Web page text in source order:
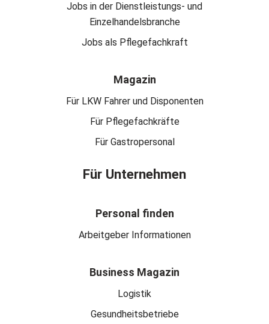
Jobs in der Dienstleistungs- und
Einzelhandelsbranche
Jobs als Pflegefachkraft
Magazin
Für LKW Fahrer und Disponenten
Für Pflegefachkräfte
Für Gastropersonal
Für Unternehmen
Personal finden
Arbeitgeber Informationen
Business Magazin
Logistik
Gesundheitsbetriebe